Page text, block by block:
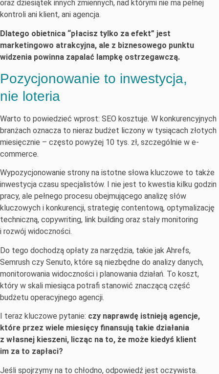
oraz dziesiątek innych zmiennych, nad którymi nie ma pełnej
kontroli ani klient, ani agencja.
Dlatego obietnica “płacisz tylko za efekt” jest
marketingowo atrakcyjna, ale z biznesowego punktu
widzenia powinna zapalać lampkę ostrzegawczą.
Pozycjonowanie to inwestycja,
nie loteria
Warto to powiedzieć wprost: SEO kosztuje. W konkurencyjnych
branżach oznacza to nieraz budżet liczony w tysiącach złotych
miesięcznie – często powyżej 10 tys. zł, szczególnie w e-
commerce.
Wypozycjonowanie strony na istotne słowa kluczowe to także
inwestycja czasu specjalistów. I nie jest to kwestia kilku godzin
pracy, ale pełnego procesu obejmującego analizę słów
kluczowych i konkurencji, strategię contentową, optymalizację
techniczną, copywriting, link building oraz stały monitoring
i rozwój widoczności.
Do tego dochodzą opłaty za narzędzia, takie jak Ahrefs,
Semrush czy Senuto, które są niezbędne do analizy danych,
monitorowania widoczności i planowania działań. To koszt,
który w skali miesiąca potrafi stanowić znaczącą część
budżetu operacyjnego agencji.
I teraz kluczowe pytanie: czy naprawdę istnieją agencje,
które przez wiele miesięcy finansują takie działania
z własnej kieszeni, licząc na to, że może kiedyś klient
im za to zapłaci?
Jeśli spojrzymy na to chłodno, odpowiedź jest oczywista.